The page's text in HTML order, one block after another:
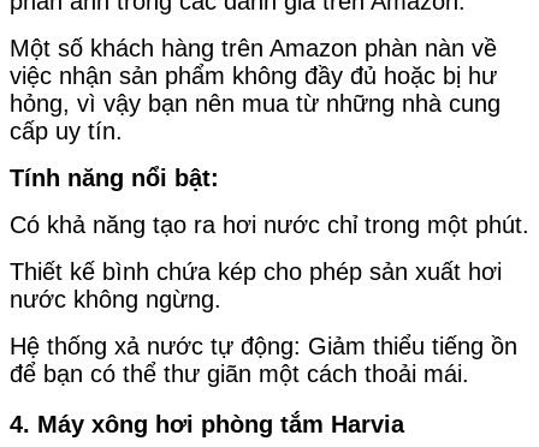
Một số khách hàng trên Amazon phàn nàn về
việc nhận sản phẩm không đầy đủ hoặc bị hư
hỏng, vì vậy bạn nên mua từ những nhà cung
cấp uy tín.
Tính năng nổi bật:
Có khả năng tạo ra hơi nước chỉ trong một phút.
Thiết kế bình chứa kép cho phép sản xuất hơi
nước không ngừng.
Hệ thống xả nước tự động: Giảm thiểu tiếng ồn
để bạn có thể thư giãn một cách thoải mái.
4. Máy xông hơi phòng tắm Harvia